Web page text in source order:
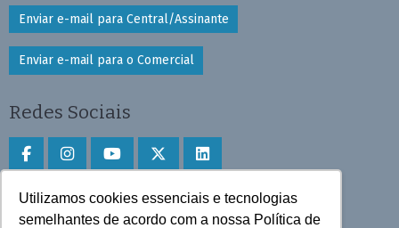
Utilizamos cookies essenciais e tecnologias
semelhantes de acordo com a nossa Política de
Enviar e-mail para Central/Assinante
Enviar e-mail para o Comercial
Redes Sociais
Faça download do aplicativo